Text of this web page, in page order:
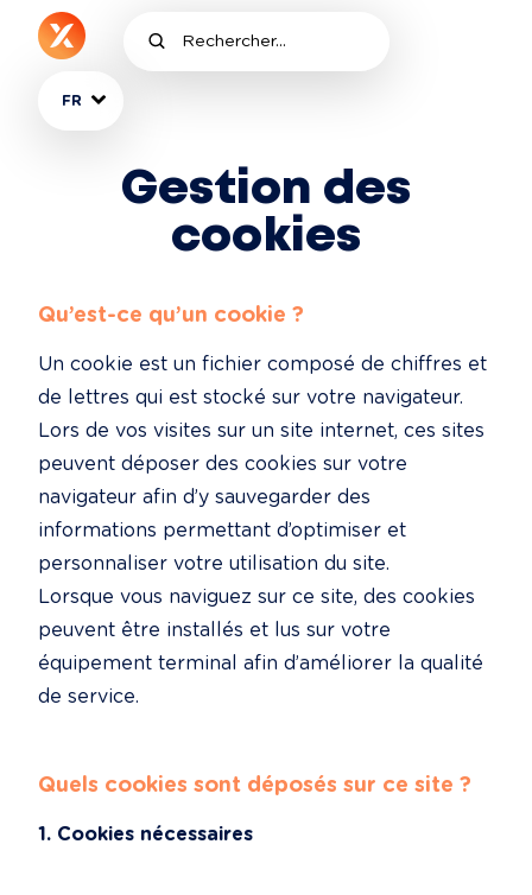
FR
Gestion des
cookies
Qu’est-ce qu’un cookie ?
Un cookie est un fichier composé de chiffres et
de lettres qui est stocké sur votre navigateur.
Lors de vos visites sur un site internet, ces sites
peuvent déposer des cookies sur votre
navigateur afin d’y sauvegarder des
informations permettant d’optimiser et
personnaliser votre utilisation du site.
Lorsque vous naviguez sur ce site, des cookies
peuvent être installés et lus sur votre
équipement terminal afin d’améliorer la qualité
de service.
Quels cookies sont déposés sur ce site ?
1. Cookies nécessaires